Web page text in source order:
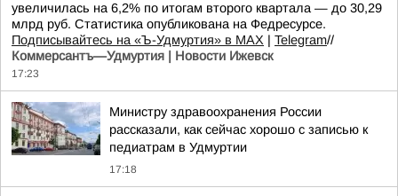
увеличилась на 6,2% по итогам второго квартала — до 30,29
млрд руб. Статистика опубликована на Федресурсе.
Подписывайтесь на «Ъ-Удмуртия» в MAX | Telegram//
Коммерсантъ—Удмуртия | Новости Ижевск
17:23
Министру здравоохранения России
рассказали, как сейчас хорошо с записью к
педиатрам в Удмуртии
17:18